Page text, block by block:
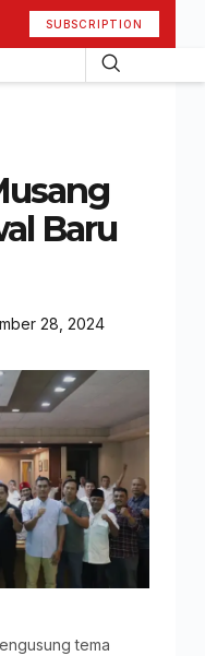
SUBSCRIPTION
Baru
28, 2024
tema